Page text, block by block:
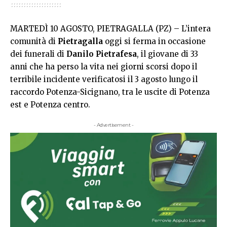
MARTEDÌ 10 AGOSTO, PIETRAGALLA (PZ) – L’intera
comunità di Pietragalla oggi si ferma in occasione
dei funerali di Danilo Pietrafesa, il giovane di 33
anni che ha perso la vita nei giorni scorsi dopo il
terribile incidente verificatosi il 3 agosto lungo il
raccordo Potenza-Sicignano, tra le uscite di Potenza
est e Potenza centro.
- Advertisement -